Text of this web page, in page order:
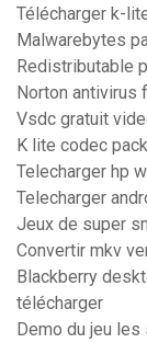
Télécharger k-
Malwarebytes
Redistributable
Norton antivirus
Vsdc gratuit
K lite codec
Telecharger hp
Telecharger
Jeux de super
Convertir mkv
Blackberry
télécharger
Demo du jeu